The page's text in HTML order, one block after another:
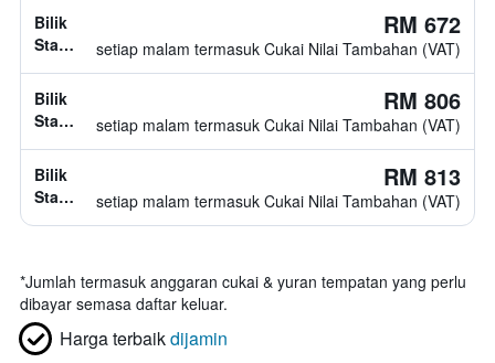
katil
tidak
diketahui
Bilik
Standard,
katil
tidak
diketahui
RM 672
setiap malam termasuk Cukai Nilai Tambahan (VAT)
Bilik
Standard,
katil
tidak
diketahui
RM 806
setiap malam termasuk Cukai Nilai Tambahan (VAT)
Bilik
Standard,
diketahui
RM 813
setiap malam termasuk Cukai Nilai Tambahan (VAT)
*Jumlah termasuk anggaran cukai & yuran tempatan yang perlu
dibayar semasa daftar keluar.
Harga terbaikdijamin